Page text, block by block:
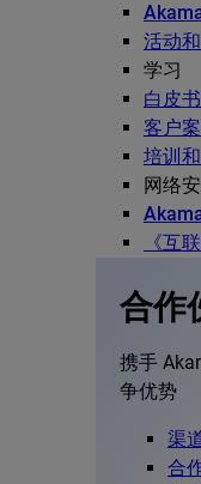
活动
学习
白皮
客户
培训
网络
《互
合作
携手
争优势
渠
合